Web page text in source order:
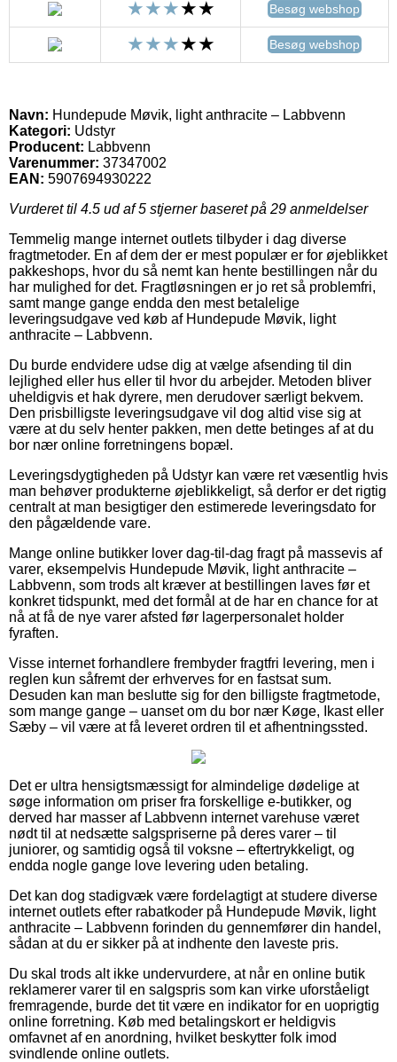
Besøg webshop
Besøg webshop
Navn: Hundepude Møvik, light anthracite – Labbvenn
Kategori: Udstyr
Producent: Labbvenn
Varenummer: 37347002
EAN: 5907694930222
Vurderet til 4.5 ud af 5 stjerner baseret på 29 anmeldelser
Temmelig mange internet outlets tilbyder i dag diverse
fragtmetoder. En af dem der er mest populær er for øjeblikket
pakkeshops, hvor du så nemt kan hente bestillingen når du
har mulighed for det. Fragtløsningen er jo ret så problemfri,
samt mange gange endda den mest betalelige
leveringsudgave ved køb af Hundepude Møvik, light
anthracite – Labbvenn.
Du burde endvidere udse dig at vælge afsending til din
lejlighed eller hus eller til hvor du arbejder. Metoden bliver
uheldigvis et hak dyrere, men derudover særligt bekvem.
Den prisbilligste leveringsudgave vil dog altid vise sig at
være at du selv henter pakken, men dette betinges af at du
bor nær online forretningens bopæl.
Leveringsdygtigheden på Udstyr kan være ret væsentlig hvis
man behøver produkterne øjeblikkeligt, så derfor er det rigtig
centralt at man besigtiger den estimerede leveringsdato for
den pågældende vare.
Mange online butikker lover dag-til-dag fragt på massevis af
varer, eksempelvis Hundepude Møvik, light anthracite –
Labbvenn, som trods alt kræver at bestillingen laves før et
konkret tidspunkt, med det formål at de har en chance for at
nå at få de nye varer afsted før lagerpersonalet holder
fyraften.
Visse internet forhandlere frembyder fragtfri levering, men i
reglen kun såfremt der erhverves for en fastsat sum.
Desuden kan man beslutte sig for den billigste fragtmetode,
som mange gange – uanset om du bor nær Køge, Ikast eller
Sæby – vil være at få leveret ordren til et afhentningssted.
Det er ultra hensigtsmæssigt for almindelige dødelige at
søge information om priser fra forskellige e-butikker, og
derved har masser af Labbvenn internet varehuse været
nødt til at nedsætte salgspriserne på deres varer – til
juniorer, og samtidig også til voksne – eftertrykkeligt, og
endda nogle gange love levering uden betaling.
Det kan dog stadigvæk være fordelagtigt at studere diverse
internet outlets efter rabatkoder på Hundepude Møvik, light
anthracite – Labbvenn forinden du gennemfører din handel,
sådan at du er sikker på at indhente den laveste pris.
Du skal trods alt ikke undervurdere, at når en online butik
reklamerer varer til en salgspris som kan virke uforståeligt
fremragende, burde det tit være en indikator for en uoprigtig
online forretning. Køb med betalingskort er heldigvis
omfavnet af en anordning, hvilket beskytter folk imod
svindlende online outlets.